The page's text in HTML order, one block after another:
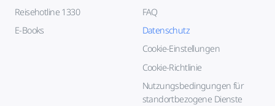
Reisehotline 1330
E-Books
FAQ
Datenschutz
Cookie-Einstellungen
Cookie-Richtlinie
Nutzungsbedingungen für
standortbezogene Dienste